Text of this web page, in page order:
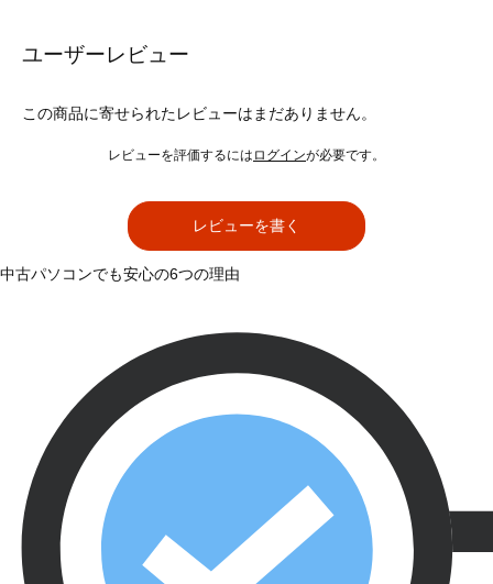
ユーザーレビュー
この商品に寄せられたレビューはまだありません。
レビューを評価するには ログインが必要です。
レビューを書く
中古パソコンでも安心の6つの理由